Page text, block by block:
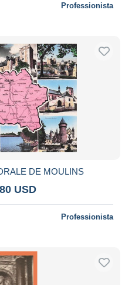
Professionista
DE MOULINS
USD
Professionista